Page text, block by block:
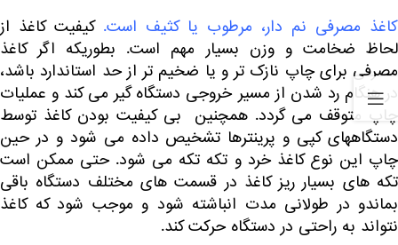
کاغذ مصرفی نم دار، مرطوب یا کثیف است.کیفیت کاغذ از
لحاظ ضخامت و وزن بسیار مهم است. بطوریکه اگر کاغذ
مصرفی برای چاپ نازک تر و یا ضخیم تر از حد استاندارد باشد،
در هنگام رد شدن از مسیر خروجی دستگاه گیر می کند و عملیات
چاپ متوقف می گردد. همچنین بی کیفیت بودن کاغذ توسط
دستگاههای کپی و پرینترها تشخیص داده می شود و در حین
چاپ این نوع کاغذ خرد و تکه تکه می شود. حتی ممکن است
تکه های بسیار ریز کاغذ در قسمت های مختلف دستگاه باقی
بماندو در طولانی مدت انباشته شود و موجب شود که کاغذ
نتواند به راحتی در دستگاه حرکت کند.